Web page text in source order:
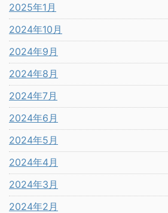
2025年1月
2024年10月
2024年9月
2024年8月
2024年7月
2024年6月
2024年5月
2024年4月
2024年3月
2024年2月